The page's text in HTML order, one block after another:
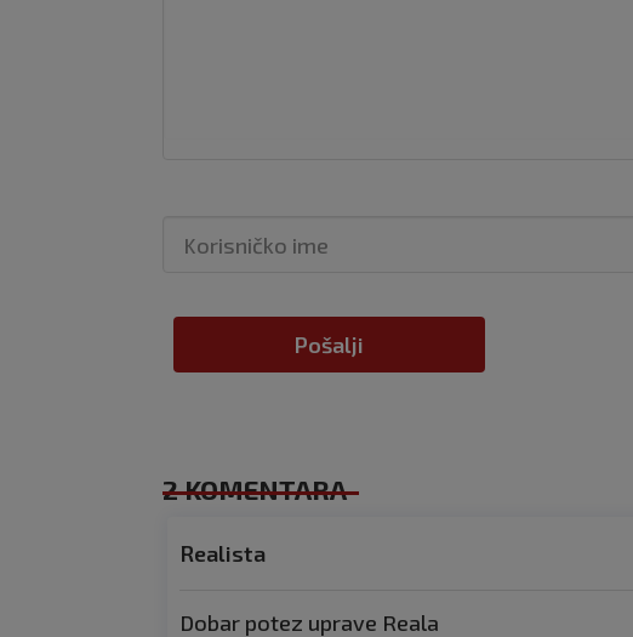
Pošalji
2 KOMENTARA
Realista
Dobar potez uprave Reala